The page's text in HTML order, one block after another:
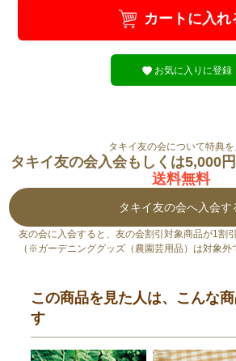
カートに入れ
お気に入りに登録
タキイ友の会について特典を
タキイ友の会入会もしくは5,000
送料無料
タキイ友の会へ入会す
友の会に入会すると、友の会割引対象商品が1割
（※ガーデニンググッズ（農園芸用品）は対象外
この商品を見た人は、こんな
す